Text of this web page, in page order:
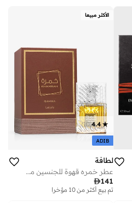
الأكثر مبيعا
4.4
(
10
)
ADIB
لطافة
عطر خمره قهوة للجنسين من لطافة – 100 مل
141
تم بيع أكثر من 10 مؤخرا